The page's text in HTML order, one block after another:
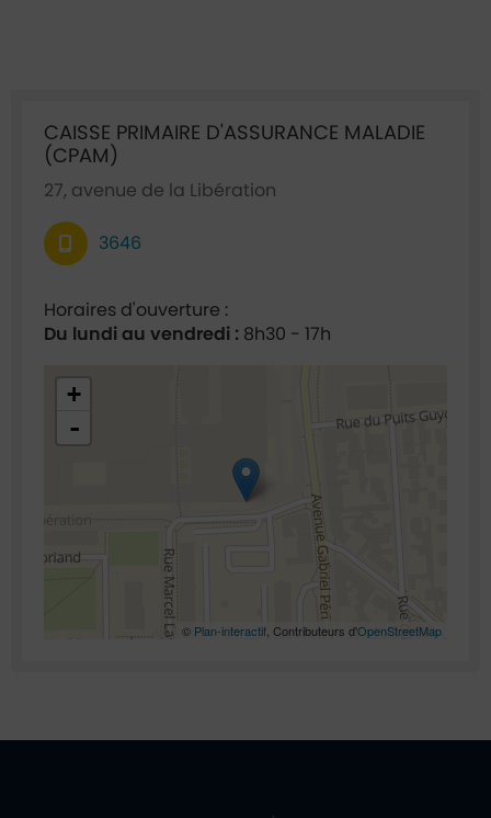
CAISSE PRIMAIRE D'ASSURANCE MALADIE
(CPAM)
27, avenue de la Libération
3646
Horaires d'ouverture :
Du lundi au vendredi : 8h30 - 17h
+
-
© Plan-interactif , Contributeurs d'OpenStreetMap